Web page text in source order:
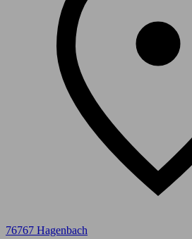
76767 Hagenbach